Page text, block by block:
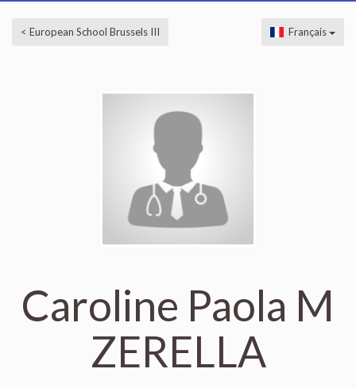
< European School Brussels III Français
Caroline Paola M
ZERELLA